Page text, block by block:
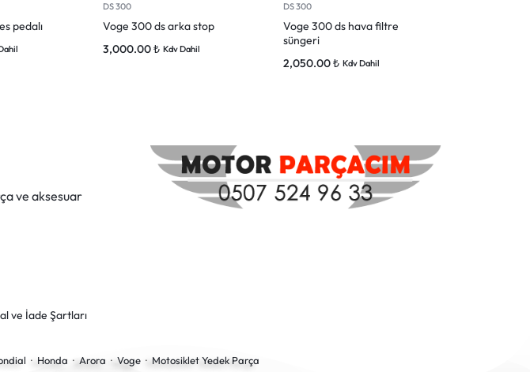
pedalı
DS 300
Voge 300 ds arka stop
3,000.00₺ Kdv Dahil
DS 300
Voge 300 ds hava filtre
süngeri
2,050.00₺ Kdv Dahil
ve aksesuar
ve İade Şartları
· Honda · Arora · Voge · Motosiklet Yedek Parça